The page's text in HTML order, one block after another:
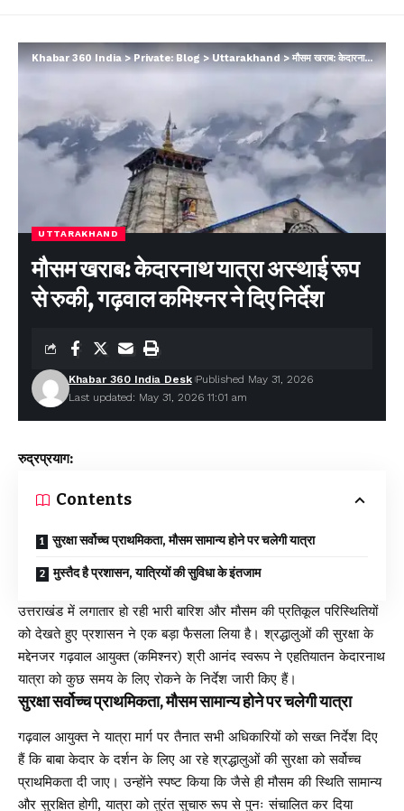
Khabar 360 India>Private: Blog>Uttarakhand>मौसम खराब: केदारनाथ यात्रा अस्थाई रूप से रुकी, गढ़वाल कमिश्नर ने दिए निर्देश
UTTARAKHAND
मौसम खराब: केदारनाथ यात्रा अस्थाई रूप
से रुकी, गढ़वाल कमिश्नर ने दिए निर्देश
Last updated: May 31, 2026 11:01 am
Khabar 360 India Desk Published May 31, 2026
रुद्रप्रयाग:
Contents
सुरक्षा सर्वोच्च प्राथमिकता, मौसम सामान्य होने पर चलेगी यात्रा
मुस्तैद है प्रशासन, यात्रियों की सुविधा के इंतजाम
उत्तराखंड में लगातार हो रही भारी बारिश और मौसम की प्रतिकूल परिस्थितियों
को देखते हुए प्रशासन ने एक बड़ा फैसला लिया है। श्रद्धालुओं की सुरक्षा के
मद्देनजर गढ़वाल आयुक्त (कमिश्नर) श्री आनंद स्वरूप ने एहतियातन केदारनाथ
यात्रा को कुछ समय के लिए रोकने के निर्देश जारी किए हैं।
सुरक्षा सर्वोच्च प्राथमिकता, मौसम सामान्य होने पर चलेगी यात्रा
गढ़वाल आयुक्त ने यात्रा मार्ग पर तैनात सभी अधिकारियों को सख्त निर्देश दिए
हैं कि बाबा केदार के दर्शन के लिए आ रहे श्रद्धालुओं की सुरक्षा को सर्वोच्च
प्राथमिकता दी जाए। उन्होंने स्पष्ट किया कि जैसे ही मौसम की स्थिति सामान्य
और सुरक्षित होगी, यात्रा को तुरंत सुचारु रूप से पुनः संचालित कर दिया